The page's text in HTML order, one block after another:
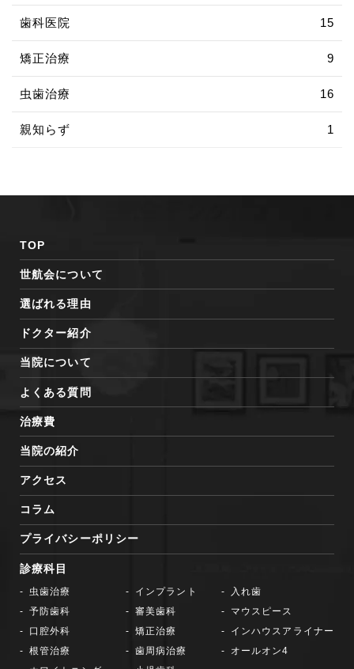
歯科医院 15
矯正治療 9
虫歯治療 16
親知らず 1
TOP
世航会について
選ばれる理由
ドクター紹介
当院について
よくある質問
治療費
当院の紹介
アクセス
コラム
プライバシーポリシー
診療科目
虫歯治療
予防歯科
口腔外科
根管治療
インプラント
審美歯科
矯正治療
歯周病治療
入れ歯
マウスピース
インハウスアライナー
オールオン4